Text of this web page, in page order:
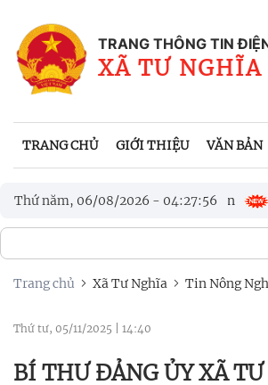
TRANG THÔNG TIN
XÃ TƯ NGHĨA
TRANG CHỦ GIỚI THIỆU VĂN BẢN
Thứ năm, 06/08/2026 - 04:27:59
tốc mái nhà dân
Bí thư
đẩy nhanh tiến độ các công trình, dự án
Trang chủ Xã Tư Nghĩa Tin Nông
Thứ tư, 05/11/2025 14:40
BÍ THƯ ĐẢNG ỦY XÃ